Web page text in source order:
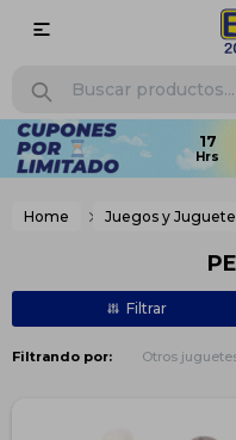

17
Home Juegos y
Filtrando por: Otros